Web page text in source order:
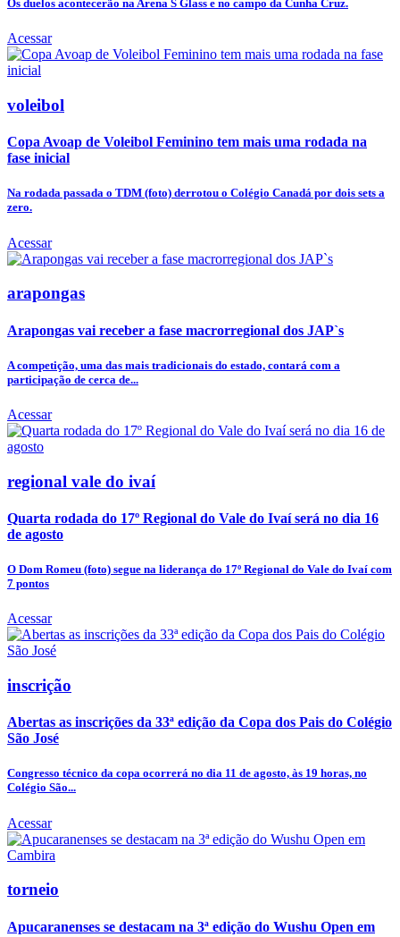
Os duelos acontecerão na Arena S Glass e no campo da Cunha Cruz.
Acessar
voleibol
Copa Avoap de Voleibol Feminino tem mais uma rodada na
fase inicial
Na rodada passada o TDM (foto) derrotou o Colégio Canadá por dois sets a
zero.
Acessar
arapongas
Arapongas vai receber a fase macrorregional dos JAP`s
A competição, uma das mais tradicionais do estado, contará com a
participação de cerca de...
Acessar
regional vale do ivaí
Quarta rodada do 17º Regional do Vale do Ivaí será no dia 16
de agosto
O Dom Romeu (foto) segue na liderança do 17º Regional do Vale do Ivaí com
7 pontos
Acessar
inscrição
Abertas as inscrições da 33ª edição da Copa dos Pais do Colégio
São José
Congresso técnico da copa ocorrerá no dia 11 de agosto, às 19 horas, no
Colégio São...
Acessar
torneio
Apucaranenses se destacam na 3ª edição do Wushu Open em